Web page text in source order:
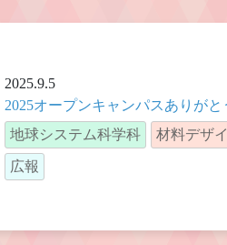
2025.9.5
2025オープンキャンパスありがと
地球システム科学科
材料デザ
広報